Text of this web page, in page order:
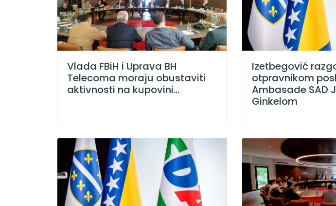
Vlada FBiH i Uprava BH
Telecoma moraju obustaviti
aktivnosti na kupovini...
Izetbegović
otpravnikom
Ambasade SAD
Ginkelom